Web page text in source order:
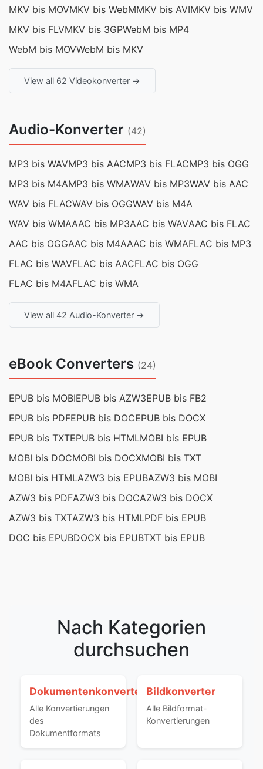
MKV bis MOVMKV bis WebMMKV bis AVIMKV bis WMV
MKV bis FLVMKV bis 3GPWebM bis MP4
WebM bis MOVWebM bis MKV
View all 62 Videokonverter →
Audio-Konverter (42)
MP3 bis WAVMP3 bis AACMP3 bis FLACMP3 bis OGG
MP3 bis M4AMP3 bis WMAWAV bis MP3WAV bis AAC
WAV bis FLACWAV bis OGGWAV bis M4A
WAV bis WMAAAC bis MP3AAC bis WAVAAC bis FLAC
AAC bis OGGAAC bis M4AAAC bis WMAFLAC bis MP3
FLAC bis WAVFLAC bis AACFLAC bis OGG
FLAC bis M4AFLAC bis WMA
View all 42 Audio-Konverter →
eBook Converters (24)
EPUB bis MOBIEPUB bis AZW3EPUB bis FB2
EPUB bis PDFEPUB bis DOCEPUB bis DOCX
EPUB bis TXTEPUB bis HTMLMOBI bis EPUB
MOBI bis DOCMOBI bis DOCXMOBI bis TXT
MOBI bis HTMLAZW3 bis EPUBAZW3 bis MOBI
AZW3 bis PDFAZW3 bis DOCAZW3 bis DOCX
AZW3 bis TXTAZW3 bis HTMLPDF bis EPUB
DOC bis EPUBDOCX bis EPUBTXT bis EPUB
Nach Kategorien
durchsuchen
Dokumentenkonverter
Alle Konvertierungen
des
Dokumentformats
Bildkonverter
Alle Bildformat-
Konvertierungen